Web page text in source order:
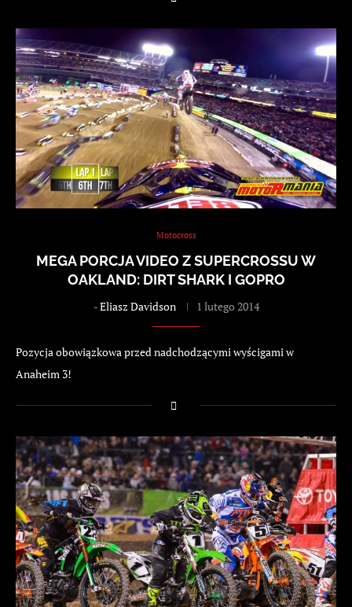
Motocross
MEGA PORCJA VIDEO Z SUPERCROSSU W
OAKLAND: DIRT SHARK I GOPRO
-Eliasz Davidson 1 lutego 2014
Pozycja obowiązkowa przed nadchodzącymi wyścigami w
Anaheim 3!